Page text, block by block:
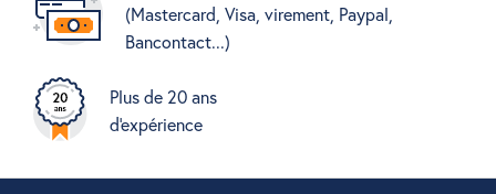
(Mastercard, Visa, virement, Paypal,
Bancontact...)
Plus de 20 ans
d'expérience